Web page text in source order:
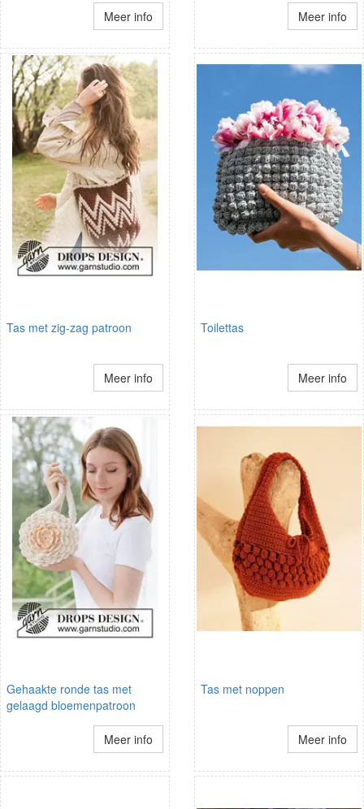
Meer info Meer info
Tas met zig-zag patroon
Meer info
Toilettas
Meer info
Gehaakte ronde tas met
gelaagd bloemenpatroon
Meer info
Tas met noppen
Meer info